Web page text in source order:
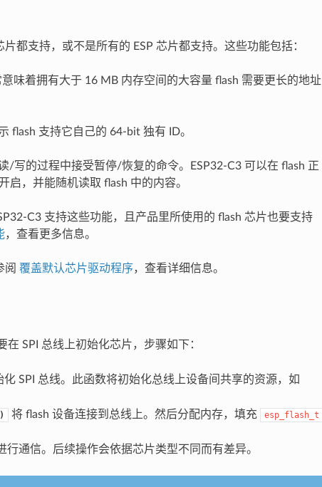
都支持，或不是所有的 ESP 芯片都支持。这些功能包括：
味着拥有大于 16 MB 内存空间的大容量 flash 需要更长的地址
flash 支持它自己的 64-bit 独有 ID。
/写的过程中接受暂停/恢复的命令。ESP32-C3 可以在 flash 正
启，并能随机读取 flash 中的内容。
C3 支持这些功能，且产品里所使用的 flash 芯片也要支持
，查看更多信息。
阅 覆盖默认芯片驱动程序，查看详细信息。
在 SPI 总线上初始化芯片，步骤如下：
化 SPI 总线。此函数将初始化总线上设备间共享的资源，如
将 flash 设备连接到总线上。然后分配内存，填充 esp_flash_t
行通信。后续操作会依据芯片类型不同而有差异。